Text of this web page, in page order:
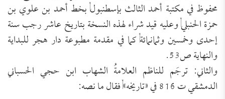
محفوظ في مكتبة أحمد الثالث بإسطنبول, بخط أحمد بن علوي بن
حمزة الحنبلي, وعليه قيد شراء لهذه النسخة بتاريخ عاشر رجب سنة
إحدى وخمسين وثمانمائة, كما في مقدمة مطبوعة دار هجر للبداية
والنهاية ص53.
والثاني: ترجَم للناظم العلامةُ الشهاب ابن حجي الحسباني
الدمشقي ت 816 في «تاريخه», فقال ما نصه: